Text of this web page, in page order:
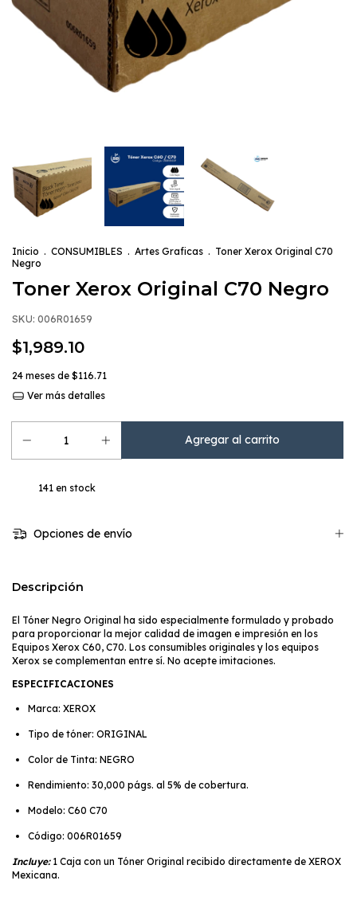
Inicio . CONSUMIBLES . Artes Graficas . Toner Xerox Original C70
Negro
Toner Xerox Original C70 Negro
SKU: 006R01659
$1,989.10
24 meses de $116.71
Ver más detalles
141en stock
Opciones de envío
Descripción
El Tóner Negro Original ha sido especialmente formulado y probado
para proporcionar la mejor calidad de imagen e impresión en los
Equipos Xerox C60, C70. Los consumibles originales y los equipos
Xerox se complementan entre sí. No acepte imitaciones.
ESPECIFICACIONES
Marca: XEROX
Tipo de tóner: ORIGINAL
Color de Tinta: NEGRO
Rendimiento: 30,000 págs. al 5% de cobertura.
Modelo: C60 C70
Código: 006R01659
Incluye:1 Caja con un Tóner Original recibido directamente de XEROX
Mexicana.